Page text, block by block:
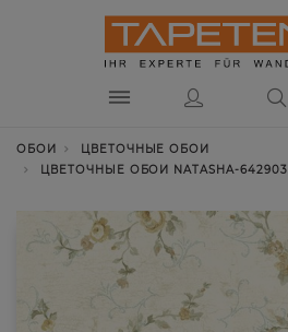
ОБОИ
ЦВЕТОЧНЫЕ ОБОИ
ЦВЕТОЧНЫЕ ОБОИ NATASHA-642903